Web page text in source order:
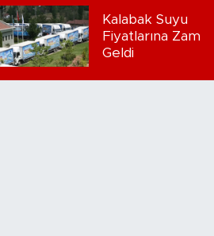
Kalabak Suyu
Fiyatlarına Zam
Geldi